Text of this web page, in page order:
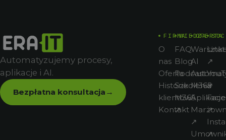
Automatyzujemy procesy,
aplikacje i AI.
Bezpłatna konsultacja →
FIRMA
O
nas
Oferta
Historie
klientów
Kontakt
WIEDZA
FAQ
Blog
Podcast
Szkolenia
M365
↗
OFERTA
Warsztat
AI
M365
Aplikacje
↗
↗
↗
↗
↗